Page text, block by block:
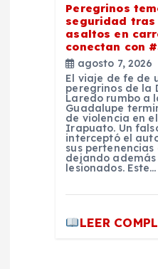
Peregrinos
seguridad tras
asaltos en
conectan con
agosto 7, 2026
El viaje de fe de
peregrinos de la
Laredo rumbo a
Guadalupe
de violencia en
Irapuato. Un
interceptó el
sus pertenencias
dejando
lesionados. Este…
LEER